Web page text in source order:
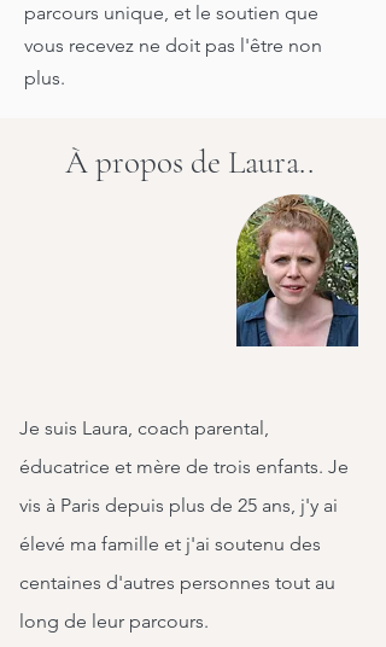
parcours unique, et le soutien que
vous recevez ne doit pas l'être non
plus.
À propos de Laura..
Je suis Laura, coach parental,
éducatrice et mère de trois enfants. Je
vis à Paris depuis plus de 25 ans, j'y ai
élevé ma famille et j'ai soutenu des
centaines d'autres personnes tout au
long de leur parcours.